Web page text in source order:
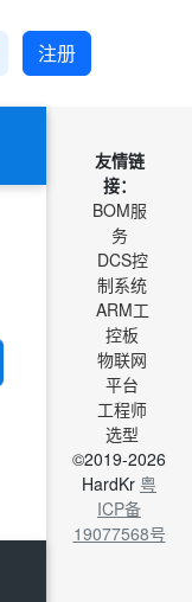
注册
友情链
接：
BOM服
务
DCS控
制系统
ARM工
控板
物联网
平台
工程师
选型
©2019-2026
HardKr 粤
ICP备
19077568号